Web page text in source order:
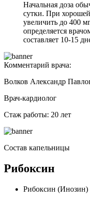
Начальная доза
сутки. При
увеличить до 400
определяется
составляет 10-15
Комментарий врача:
Волков Александр
Врач-кардиолог
Стаж работы: 20 лет
Состав капельницы
Рибоксин
Рибоксин (Инозин)